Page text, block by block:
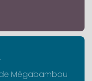
Mégabambou